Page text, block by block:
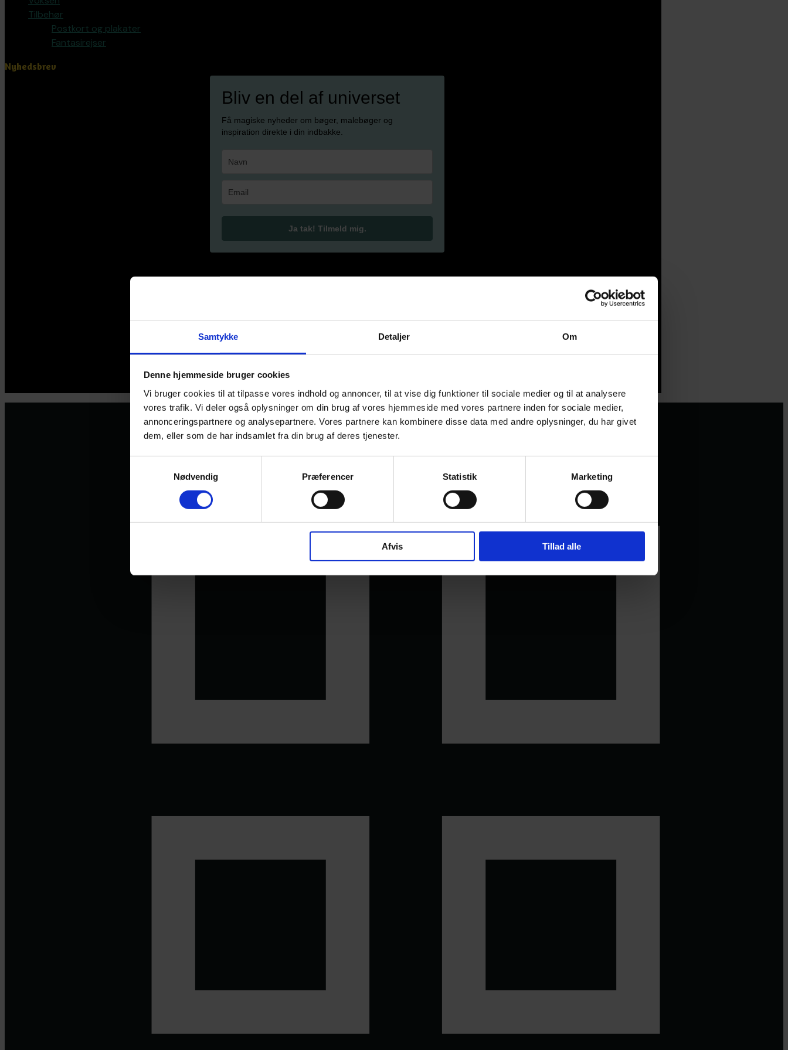
Samtykke Detaljer Om
Denne hjemmeside bruger cookies
Vi bruger cookies til at tilpasse vores indhold og annoncer, til at vise dig funktioner til sociale medier og til at analysere
vores trafik. Vi deler også oplysninger om din brug af vores hjemmeside med vores partnere inden for sociale medier,
annonceringspartnere og analysepartnere. Vores partnere kan kombinere disse data med andre oplysninger, du har givet
dem, eller som de har indsamlet fra din brug af deres tjenester.
Nødvendig
Præferencer Statistik Marketing
Afvis Tillad alle
Tilbehør
Postkort og plakater
Fantasirejser
Nyhedsbrev
Bliv en del af universet
Få magiske nyheder om bøger, malebøger og
inspiration direkte i din indbakke.
Ja tak! Tilmeld mig.
© 2026 Eva Ehler | Himmelheltene | CVR:26639670